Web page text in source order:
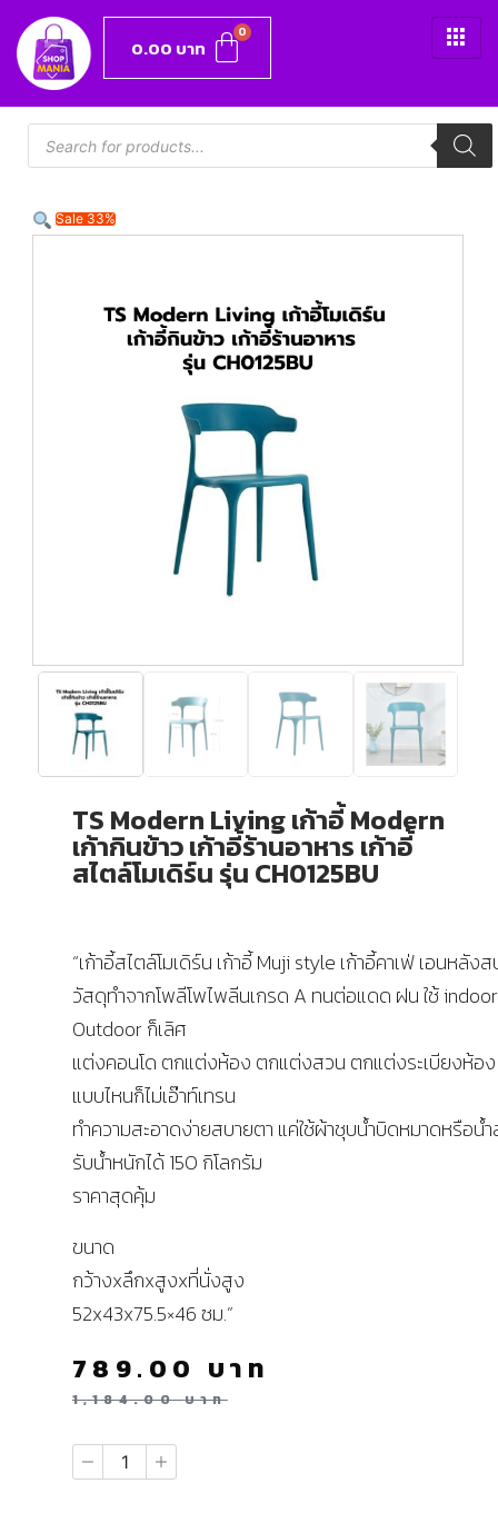
0.00 บาท
Sale 33%
TS Modern Living เก้าอี้ Modern
เก้ากินข้าว เก้าอี้ร้านอาหาร เก้าอี้
สไตล์โมเดิร์น รุ่น CH0125BU
“เก้าอี้สไตล์โมเดิร์น เก้าอี้ Muji style เก้าอี้คาเฟ่ เอนหลัง
วัสดุทำจากโพลีโพไพลีนเกรด A ทนต่อแดด ฝน ใช้
Outdoor ก็เลิศ
แต่งคอนโด ตกแต่งห้อง ตกแต่งสวน ตกแต่งระเบียงห้อ
แบบไหนก็ไม่เอ๊าท์เทรน
ทำความสะอาดง่ายสบายตา แค่ใช้ผ้าชุบน้ำบิดหมาดหรือน้
รับน้ำหนักได้ 150 กิโลกรัม
ราคาสุดคุ้ม
ขนาด
กว้างxลึกxสูงxที่นั่งสูง
52x43x75.5×46 ซม.”
1,184.00บาท
789.00 บาท